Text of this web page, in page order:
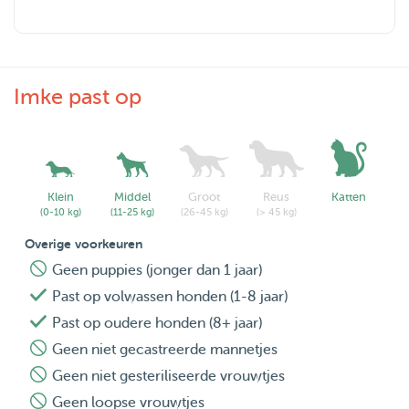
Imke past op
Klein
(0-10 kg)
Middel
(11-25 kg)
Groot
(26-45 kg)
Reus
(> 45 kg)
Katten
Overige voorkeuren
Geen puppies (jonger dan 1 jaar)
Past op volwassen honden (1-8 jaar)
Past op oudere honden (8+ jaar)
Geen niet gecastreerde mannetjes
Geen niet gesteriliseerde vrouwtjes
Geen loopse vrouwtjes